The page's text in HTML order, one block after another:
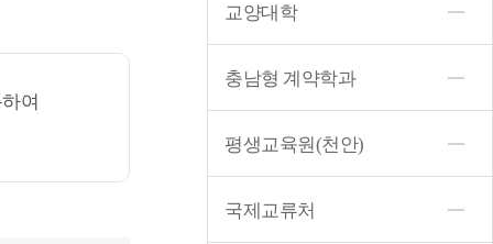
교양대학
충남형 계약학과
평생교육원(천안)
국제교류처
여